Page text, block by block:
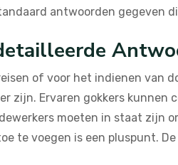
antwoorden gegeven
of voor het indienen van
zijn. Ervaren gokkers
moeten in staat zijn
te voegen is een pluspunt.